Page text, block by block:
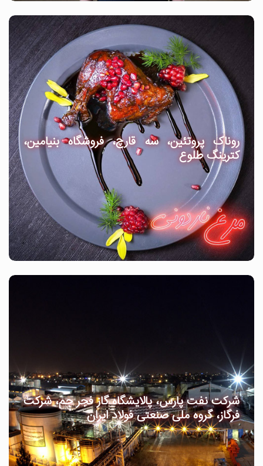
روناک پروتئین، سه قارچ، فروشگاه بنیامین،
کترینگ طلوع
شرکت نفت پارس، پالایشگاه گاز فجر جم، شرکت
فرگاز، گروه ملی صنعتی فولاد ایران